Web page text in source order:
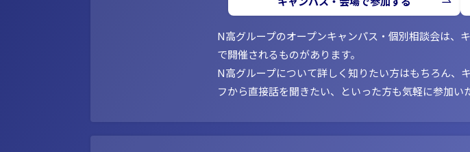
N高グループのオープンキャンパス・個別相談会は、
で開催されるものがあります。
N高グループについて詳しく知りたい方はもちろん、
フから直接話を聞きたい、といった方も気軽に参加い